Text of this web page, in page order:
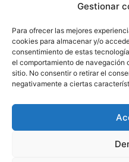
Gestionar
Para ofrecer las mejores
cookies para almacenar y/o
consentimiento de estas
el comportamiento de navegación
sitio. No consentir o retirar el
negativamente a ciertas